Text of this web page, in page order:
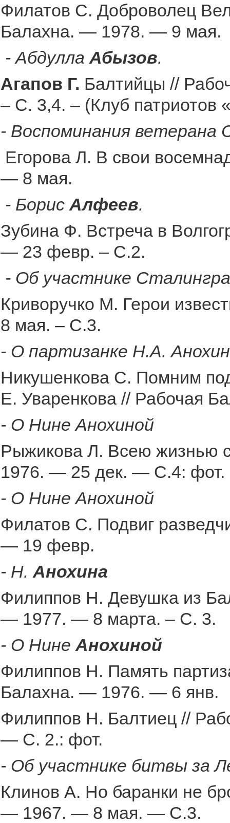
Филатов С. Доброволец
Балахна. — 1978. — 9 мая.
- Абдулла Абызов.
Агапов Г. Балтийцы //
– С. 3,4. – (Клуб патриотов
- Воспоминания ветерана
Егорова Л. В свои
— 8 мая.
- Борис Алфеев.
Зубина Ф. Встреча в
— 23 февр. – С.2.
- Об участнике
Криворучко М. Герои
8 мая. – С.3.
- О партизанке Н.А.
Никушенкова С. Помним
Е. Уваренкова // Рабочая
- О Нине Анохиной
Рыжикова Л. Всею жизнью
1976. — 25 дек. — С.4: фот.
- О Нине Анохиной
Филатов С. Подвиг
— 19 февр.
- Н. Анохина
Филиппов Н. Девушка из
— 1977. — 8 марта. – С. 3.
- О Нине Анохиной
Филиппов Н. Память
Балахна. — 1976. — 6 янв.
Филиппов Н. Балтиец //
— С. 2.: фот.
- Об участнике битвы за
Клинов А. Но баранки не
— 1967. — 8 мая. — С.3.